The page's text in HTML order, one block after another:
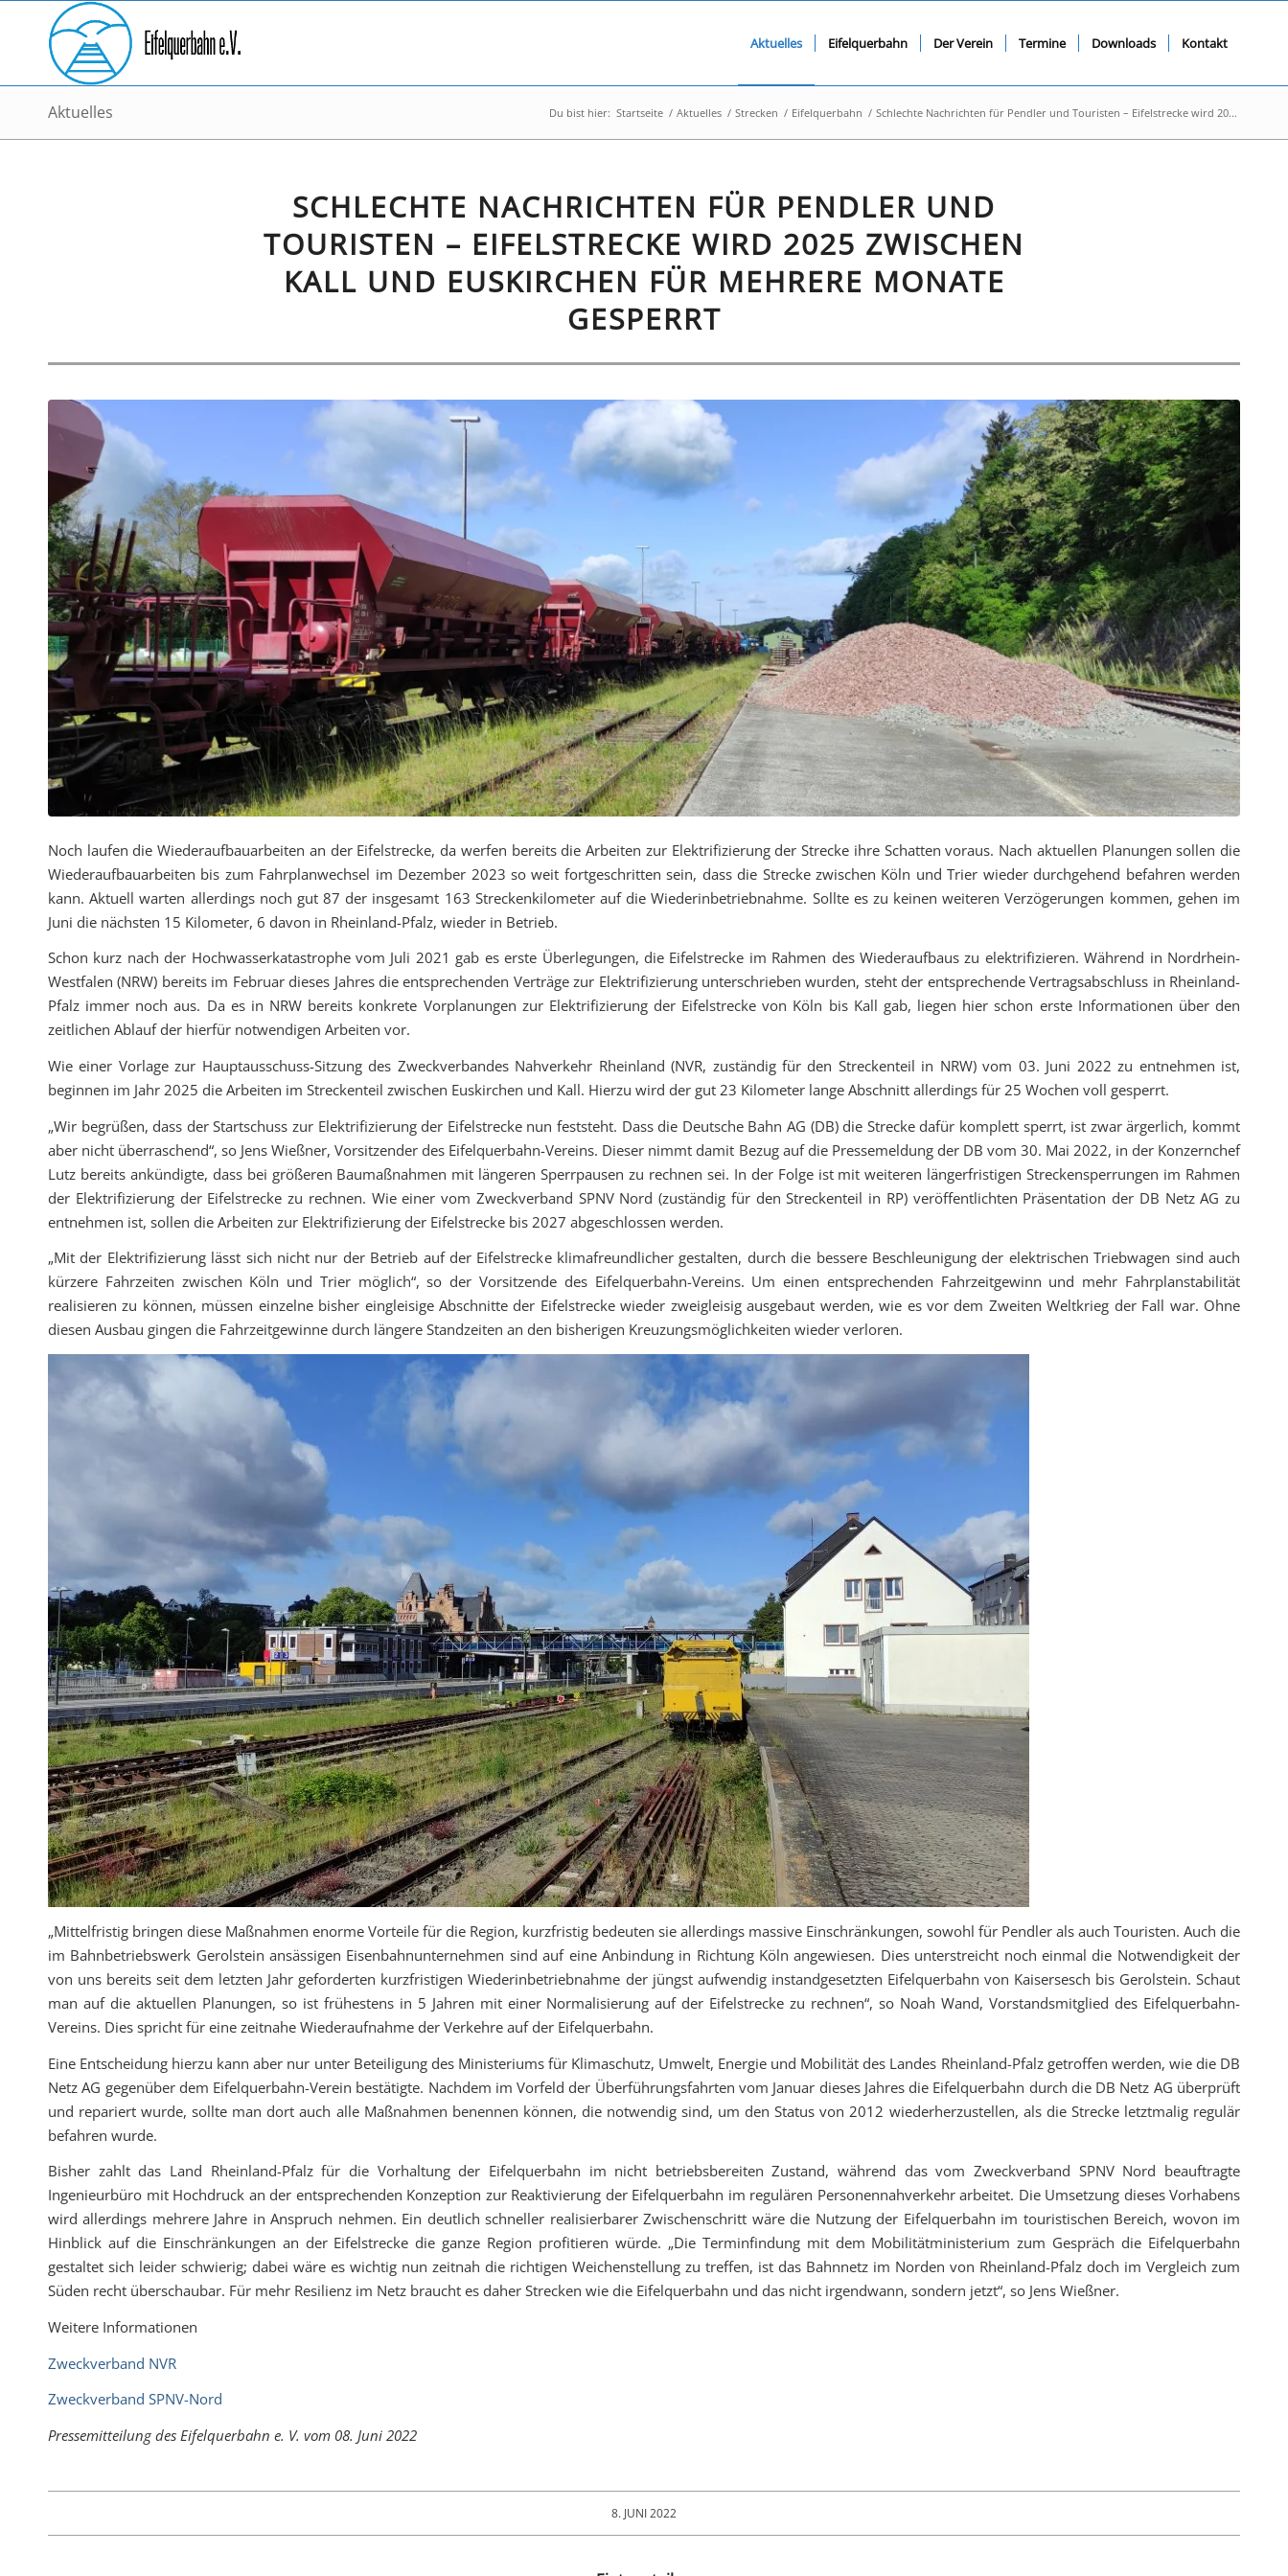
Aktuelles Eifelquerbahn Der Verein Termine Downloads Kontakt
Aktuelles Du bist hier: Startseite / Aktuelles / Strecken / Eifelquerbahn / Schlechte Nachrichten für Pendler und Touristen – Eifelstrecke wird 20...
SCHLECHTE NACHRICHTEN FÜR PENDLER UND
TOURISTEN – EIFELSTRECKE WIRD 2025 ZWISCHEN
KALL UND EUSKIRCHEN FÜR MEHRERE MONATE
GESPERRT
Noch laufen die Wiederaufbauarbeiten an der Eifelstrecke, da werfen bereits die Arbeiten zur Elektrifizierung der Strecke ihre Schatten voraus. Nach aktuellen Planungen sollen die
Wiederaufbauarbeiten bis zum Fahrplanwechsel im Dezember 2023 so weit fortgeschritten sein, dass die Strecke zwischen Köln und Trier wieder durchgehend befahren werden
kann. Aktuell warten allerdings noch gut 87 der insgesamt 163 Streckenkilometer auf die Wiederinbetriebnahme. Sollte es zu keinen weiteren Verzögerungen kommen, gehen im
Juni die nächsten 15 Kilometer, 6 davon in Rheinland-Pfalz, wieder in Betrieb.
Schon kurz nach der Hochwasserkatastrophe vom Juli 2021 gab es erste Überlegungen, die Eifelstrecke im Rahmen des Wiederaufbaus zu elektrifizieren. Während in Nordrhein-
Westfalen (NRW) bereits im Februar dieses Jahres die entsprechenden Verträge zur Elektrifizierung unterschrieben wurden, steht der entsprechende Vertragsabschluss in Rheinland-
Pfalz immer noch aus. Da es in NRW bereits konkrete Vorplanungen zur Elektrifizierung der Eifelstrecke von Köln bis Kall gab, liegen hier schon erste Informationen über den
zeitlichen Ablauf der hierfür notwendigen Arbeiten vor.
Wie einer Vorlage zur Hauptausschuss-Sitzung des Zweckverbandes Nahverkehr Rheinland (NVR, zuständig für den Streckenteil in NRW) vom 03. Juni 2022 zu entnehmen ist,
beginnen im Jahr 2025 die Arbeiten im Streckenteil zwischen Euskirchen und Kall. Hierzu wird der gut 23 Kilometer lange Abschnitt allerdings für 25 Wochen voll gesperrt.
„Wir begrüßen, dass der Startschuss zur Elektrifizierung der Eifelstrecke nun feststeht. Dass die Deutsche Bahn AG (DB) die Strecke dafür komplett sperrt, ist zwar ärgerlich, kommt
aber nicht überraschend“, so Jens Wießner, Vorsitzender des Eifelquerbahn-Vereins. Dieser nimmt damit Bezug auf die Pressemeldung der DB vom 30. Mai 2022, in der Konzernchef
Lutz bereits ankündigte, dass bei größeren Baumaßnahmen mit längeren Sperrpausen zu rechnen sei. In der Folge ist mit weiteren längerfristigen Streckensperrungen im Rahmen
der Elektrifizierung der Eifelstrecke zu rechnen. Wie einer vom Zweckverband SPNV Nord (zuständig für den Streckenteil in RP) veröffentlichten Präsentation der DB Netz AG zu
entnehmen ist, sollen die Arbeiten zur Elektrifizierung der Eifelstrecke bis 2027 abgeschlossen werden.
„Mit der Elektrifizierung lässt sich nicht nur der Betrieb auf der Eifelstrecke klimafreundlicher gestalten, durch die bessere Beschleunigung der elektrischen Triebwagen sind auch
kürzere Fahrzeiten zwischen Köln und Trier möglich“, so der Vorsitzende des Eifelquerbahn-Vereins. Um einen entsprechenden Fahrzeitgewinn und mehr Fahrplanstabilität
realisieren zu können, müssen einzelne bisher eingleisige Abschnitte der Eifelstrecke wieder zweigleisig ausgebaut werden, wie es vor dem Zweiten Weltkrieg der Fall war. Ohne
diesen Ausbau gingen die Fahrzeitgewinne durch längere Standzeiten an den bisherigen Kreuzungsmöglichkeiten wieder verloren.
„Mittelfristig bringen diese Maßnahmen enorme Vorteile für die Region, kurzfristig bedeuten sie allerdings massive Einschränkungen, sowohl für Pendler als auch Touristen. Auch die
im Bahnbetriebswerk Gerolstein ansässigen Eisenbahnunternehmen sind auf eine Anbindung in Richtung Köln angewiesen. Dies unterstreicht noch einmal die Notwendigkeit der
von uns bereits seit dem letzten Jahr geforderten kurzfristigen Wiederinbetriebnahme der jüngst aufwendig instandgesetzten Eifelquerbahn von Kaisersesch bis Gerolstein. Schaut
man auf die aktuellen Planungen, so ist frühestens in 5 Jahren mit einer Normalisierung auf der Eifelstrecke zu rechnen“, so Noah Wand, Vorstandsmitglied des Eifelquerbahn-
Vereins. Dies spricht für eine zeitnahe Wiederaufnahme der Verkehre auf der Eifelquerbahn.
Eine Entscheidung hierzu kann aber nur unter Beteiligung des Ministeriums für Klimaschutz, Umwelt, Energie und Mobilität des Landes Rheinland-Pfalz getroffen werden, wie die DB
Netz AG gegenüber dem Eifelquerbahn-Verein bestätigte. Nachdem im Vorfeld der Überführungsfahrten vom Januar dieses Jahres die Eifelquerbahn durch die DB Netz AG überprüft
und repariert wurde, sollte man dort auch alle Maßnahmen benennen können, die notwendig sind, um den Status von 2012 wiederherzustellen, als die Strecke letztmalig regulär
befahren wurde.
Bisher zahlt das Land Rheinland-Pfalz für die Vorhaltung der Eifelquerbahn im nicht betriebsbereiten Zustand, während das vom Zweckverband SPNV Nord beauftragte
Ingenieurbüro mit Hochdruck an der entsprechenden Konzeption zur Reaktivierung der Eifelquerbahn im regulären Personennahverkehr arbeitet. Die Umsetzung dieses Vorhabens
wird allerdings mehrere Jahre in Anspruch nehmen. Ein deutlich schneller realisierbarer Zwischenschritt wäre die Nutzung der Eifelquerbahn im touristischen Bereich, wovon im
Hinblick auf die Einschränkungen an der Eifelstrecke die ganze Region profitieren würde. „Die Terminfindung mit dem Mobilitätministerium zum Gespräch die Eifelquerbahn
gestaltet sich leider schwierig; dabei wäre es wichtig nun zeitnah die richtigen Weichenstellung zu treffen, ist das Bahnnetz im Norden von Rheinland-Pfalz doch im Vergleich zum
Süden recht überschaubar. Für mehr Resilienz im Netz braucht es daher Strecken wie die Eifelquerbahn und das nicht irgendwann, sondern jetzt“, so Jens Wießner.
Weitere Informationen
Zweckverband NVR
Zweckverband SPNV-Nord
Pressemitteilung des Eifelquerbahn e. V. vom 08. Juni 2022
8. JUNI 2022